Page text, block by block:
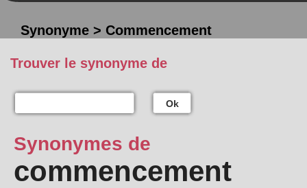
Synonyme > Commencement
Trouver le synonyme de
Ok
Synonymes de
commencement